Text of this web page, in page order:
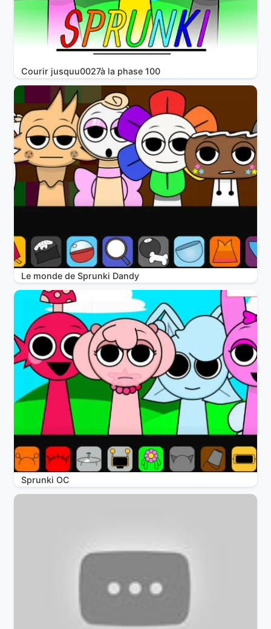
Courir jusquu0027à la phase 100
Le monde de Sprunki Dandy
Sprunki OC